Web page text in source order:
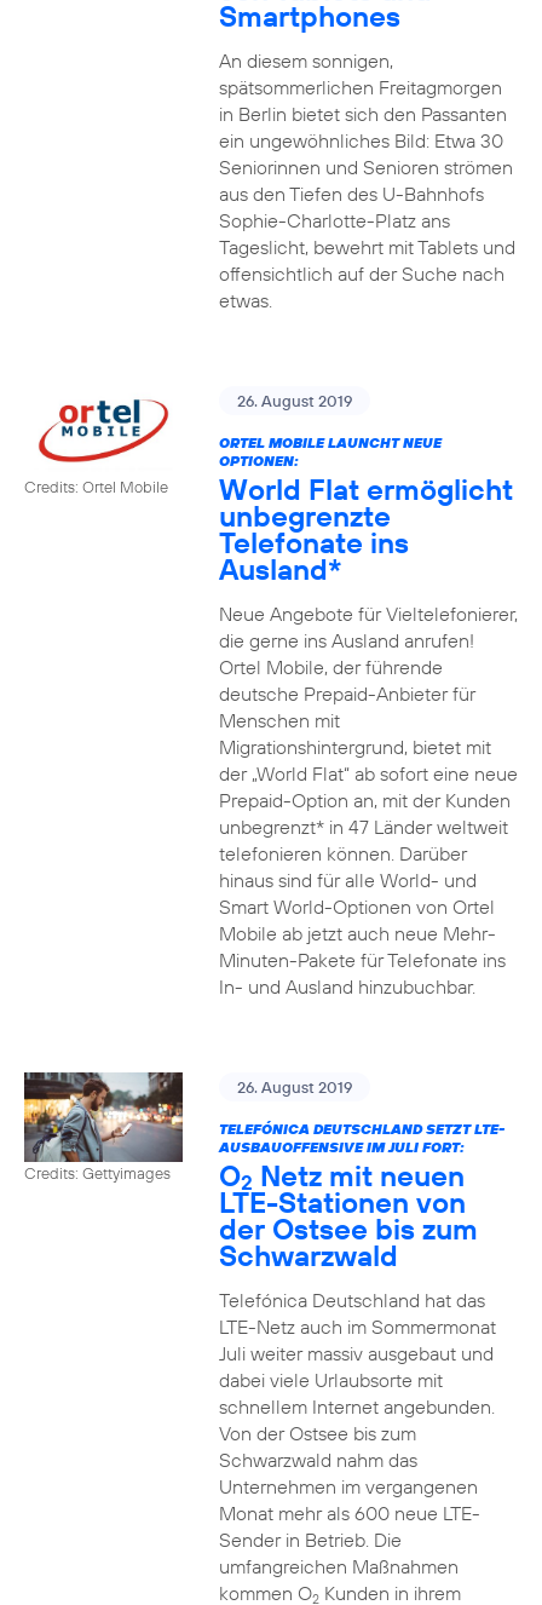
Smartphones
An diesem sonnigen,
spätsommerlichen Freitagmorgen
in Berlin bietet sich den Passanten
ein ungewöhnliches Bild: Etwa 30
Seniorinnen und Senioren strömen
aus den Tiefen des U-Bahnhofs
Sophie-Charlotte-Platz ans
Tageslicht, bewehrt mit Tablets und
offensichtlich auf der Suche nach
etwas.
Credits: Ortel Mobile
26. August 2019
ORTEL MOBILE LAUNCHT NEUE
OPTIONEN:
World Flat ermöglicht
unbegrenzte
Telefonate ins
Ausland*
Neue Angebote für Vieltelefonierer,
die gerne ins Ausland anrufen!
Ortel Mobile, der führende
deutsche Prepaid-Anbieter für
Menschen mit
Migrationshintergrund, bietet mit
der „World Flat“ ab sofort eine neue
Prepaid-Option an, mit der Kunden
unbegrenzt* in 47 Länder weltweit
telefonieren können. Darüber
hinaus sind für alle World- und
Smart World-Optionen von Ortel
Mobile ab jetzt auch neue Mehr-
Minuten-Pakete für Telefonate ins
In- und Ausland hinzubuchbar.
Credits: Gettyimages
26. August 2019
TELEFÓNICA DEUTSCHLAND SETZT LTE-
AUSBAUOFFENSIVE IM JULI FORT:
O2 Netz mit neuen
LTE-Stationen von
der Ostsee bis zum
Schwarzwald
Telefónica Deutschland hat das
LTE-Netz auch im Sommermonat
Juli weiter massiv ausgebaut und
dabei viele Urlaubsorte mit
schnellem Internet angebunden.
Von der Ostsee bis zum
Schwarzwald nahm das
Unternehmen im vergangenen
Monat mehr als 600 neue LTE-
Sender in Betrieb. Die
umfangreichen Maßnahmen
kommen O2Kunden in ihrem